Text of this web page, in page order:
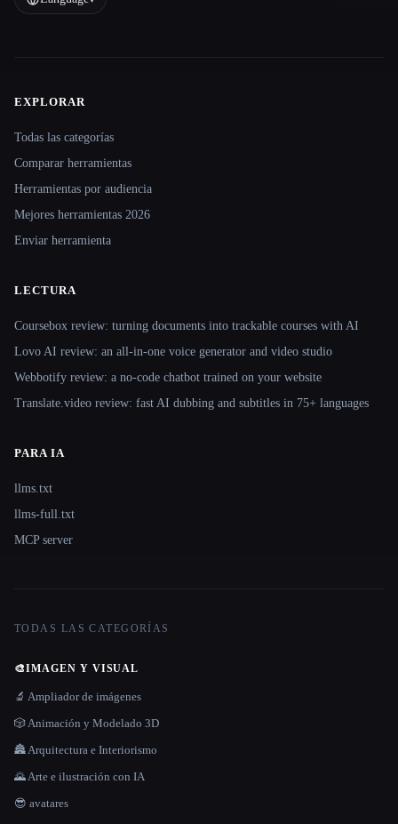
Site navigation
EXPLORAR
Todas las categorías
Comparar herramientas
Herramientas por audiencia
Mejores herramientas 2026
Enviar herramienta
LECTURA
Coursebox review: turning documents into trackable courses with AI
Lovo AI review: an all-in-one voice generator and video studio
Webbotify review: a no-code chatbot trained on your website
Translate.video review: fast AI dubbing and subtitles in 75+ languages
PARA IA
llms.txt
llms-full.txt
MCP server
TODAS LAS CATEGORÍAS
🎨IMAGEN Y VISUAL
🔬 Ampliador de imágenes
🎲 Animación y Modelado 3D
🏯 Arquitectura e Interiorismo
🌄 Arte e ilustración con IA
😎 avatares